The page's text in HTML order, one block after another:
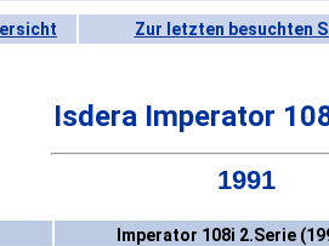
Zur letzten besuchten
Isdera Imperator
1991
Imperator 108i 2.Serie